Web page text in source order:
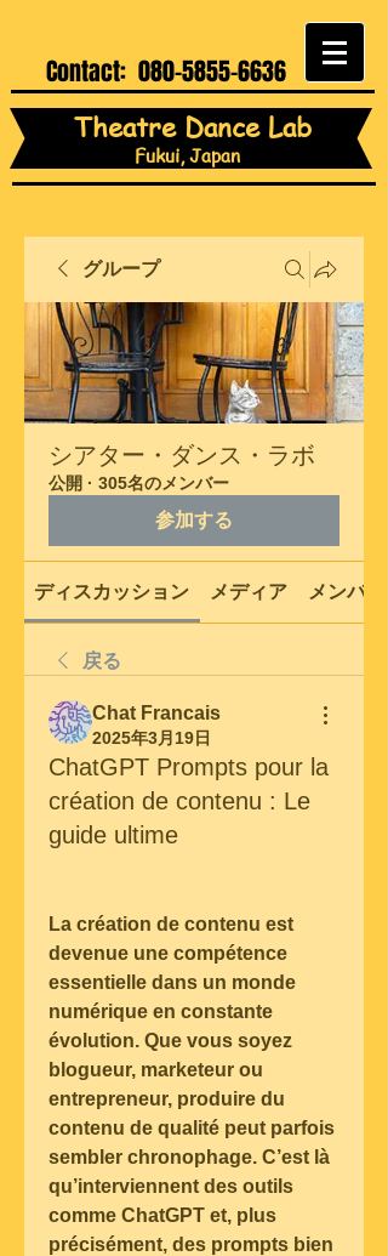
Contact: 080-5855-6636
Theatre Dance Lab
Fukui, Japan
グループ
シアター・ダンス・ラボ
公開 · 305名のメンバー
参加する
ディスカッション メディア メンバー
戻る
Chat Francais
2025年3月19日
ChatGPT Prompts pour la
création de contenu : Le
guide ultime
La création de contenu est
devenue une compétence
essentielle dans un monde
numérique en constante
évolution. Que vous soyez
blogueur, marketeur ou
entrepreneur, produire du
contenu de qualité peut parfois
sembler chronophage. C’est là
qu’interviennent des outils
comme ChatGPT et, plus
précisément, des prompts bien